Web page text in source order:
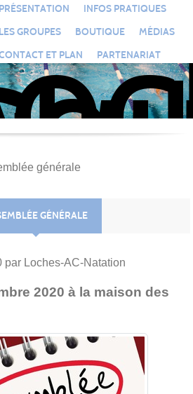
PRÉSENTATION
INFOS PRATIQUES
LES GROUPES
BOUTIQUE
MÉDIAS
ET PLAN
PARTENARIAT
générale
GÉNÉRALE
par Loches-AC-Natation
2020 à la maison des
cookies